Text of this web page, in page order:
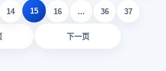
14 15 16 ... 36 37
下一页